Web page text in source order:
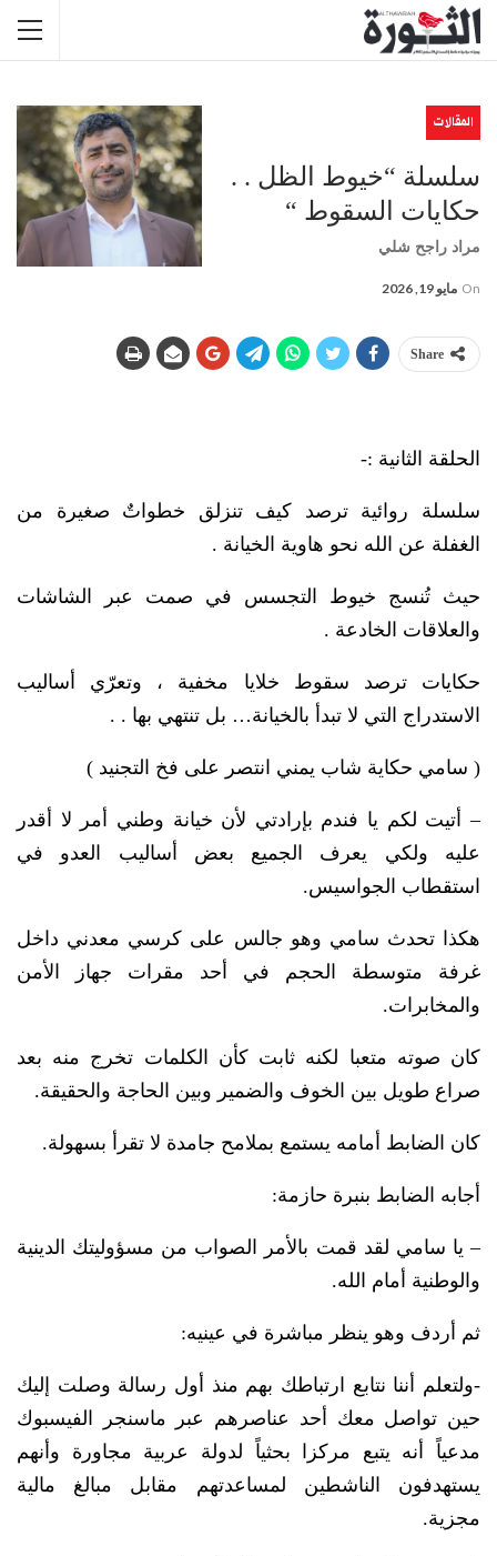
المقالات
سلسلة “خيوط الظل . .
حكايات السقوط “
مراد راجح شلي
On مايو 19, 2026
Share
الحلقة الثانية :-
سلسلة روائية ترصد كيف تنزلق خطواتٌ صغيرة من
الغفلة عن الله نحو هاوية الخيانة .
حيث تُنسج خيوط التجسس في صمت عبر الشاشات
والعلاقات الخادعة .
حكايات ترصد سقوط خلايا مخفية ، وتعرّي أساليب
الاستدراج التي لا تبدأ بالخيانة… بل تنتهي بها . .
‏( سامي حكاية شاب يمني انتصر على فخ التجنيد )
– أتيت لكم يا فندم بإرادتي لأن خيانة وطني أمر لا أقدر
عليه ولكي يعرف الجميع بعض أساليب العدو في
استقطاب الجواسيس.
هكذا تحدث سامي وهو جالس على كرسي معدني داخل
غرفة متوسطة الحجم في أحد مقرات جهاز الأمن
والمخابرات.
كان صوته متعبا لكنه ثابت كأن الكلمات تخرج منه بعد
صراع طويل بين الخوف والضمير وبين الحاجة والحقيقة.
كان الضابط أمامه يستمع بملامح جامدة لا تقرأ بسهولة.
أجابه الضابط بنبرة حازمة:
– يا سامي لقد قمت بالأمر الصواب من مسؤوليتك الدينية
والوطنية أمام الله.
ثم أردف وهو ينظر مباشرة في عينيه:
-ولتعلم أننا نتابع ارتباطك بهم منذ أول رسالة وصلت إليك
حين تواصل معك أحد عناصرهم عبر ماسنجر الفيسبوك
مدعياً أنه يتبع مركزا بحثياً لدولة عربية مجاورة وأنهم
يستهدفون الناشطين لمساعدتهم مقابل مبالغ مالية
مجزية.